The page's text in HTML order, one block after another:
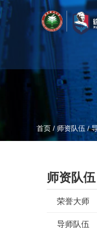
首页 /师资队伍/
师资队伍
荣誉大师
导师队伍